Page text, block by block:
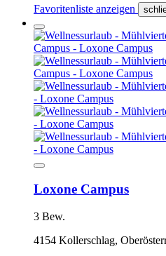
Favoritenliste anzeigen
Loxone Campus
3 Bew.
4154 Kollerschlag,